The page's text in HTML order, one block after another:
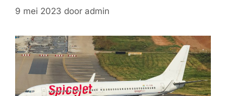
9 mei 2023 door admin